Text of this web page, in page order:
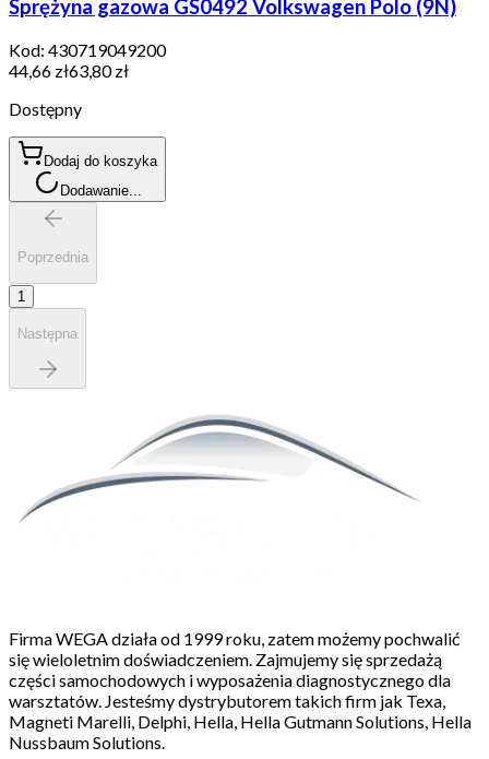
Sprężyna gazowa GS0492 Volkswagen Polo (9N)
Kod: 430719049200
44,66 zł63,80 zł
Dostępny
Dodaj do koszyka
Dodawanie...
Poprzednia
1
Następna
Firma WEGA działa od 1999 roku, zatem możemy pochwalić
się wieloletnim doświadczeniem. Zajmujemy się sprzedażą
części samochodowych i wyposażenia diagnostycznego dla
warsztatów. Jesteśmy dystrybutorem takich firm jak Texa,
Magneti Marelli, Delphi, Hella, Hella Gutmann Solutions, Hella
Nussbaum Solutions.